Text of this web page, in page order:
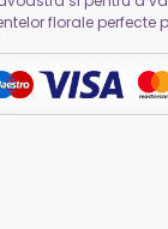
florale perfecte